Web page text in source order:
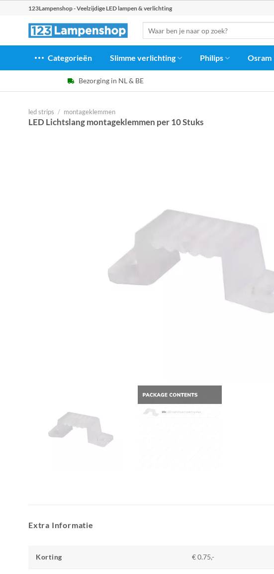
123Lampenshop - Veelzijdige LED lampen & verlichting
naar:
Categorieën Slimme verlichting Philips Osram
Bezorging in NL & BE
led strips / montageklemmen
LED Lichtslang montageklemmen per 10 Stuks
Extra Informatie
Korting € 0.75,-